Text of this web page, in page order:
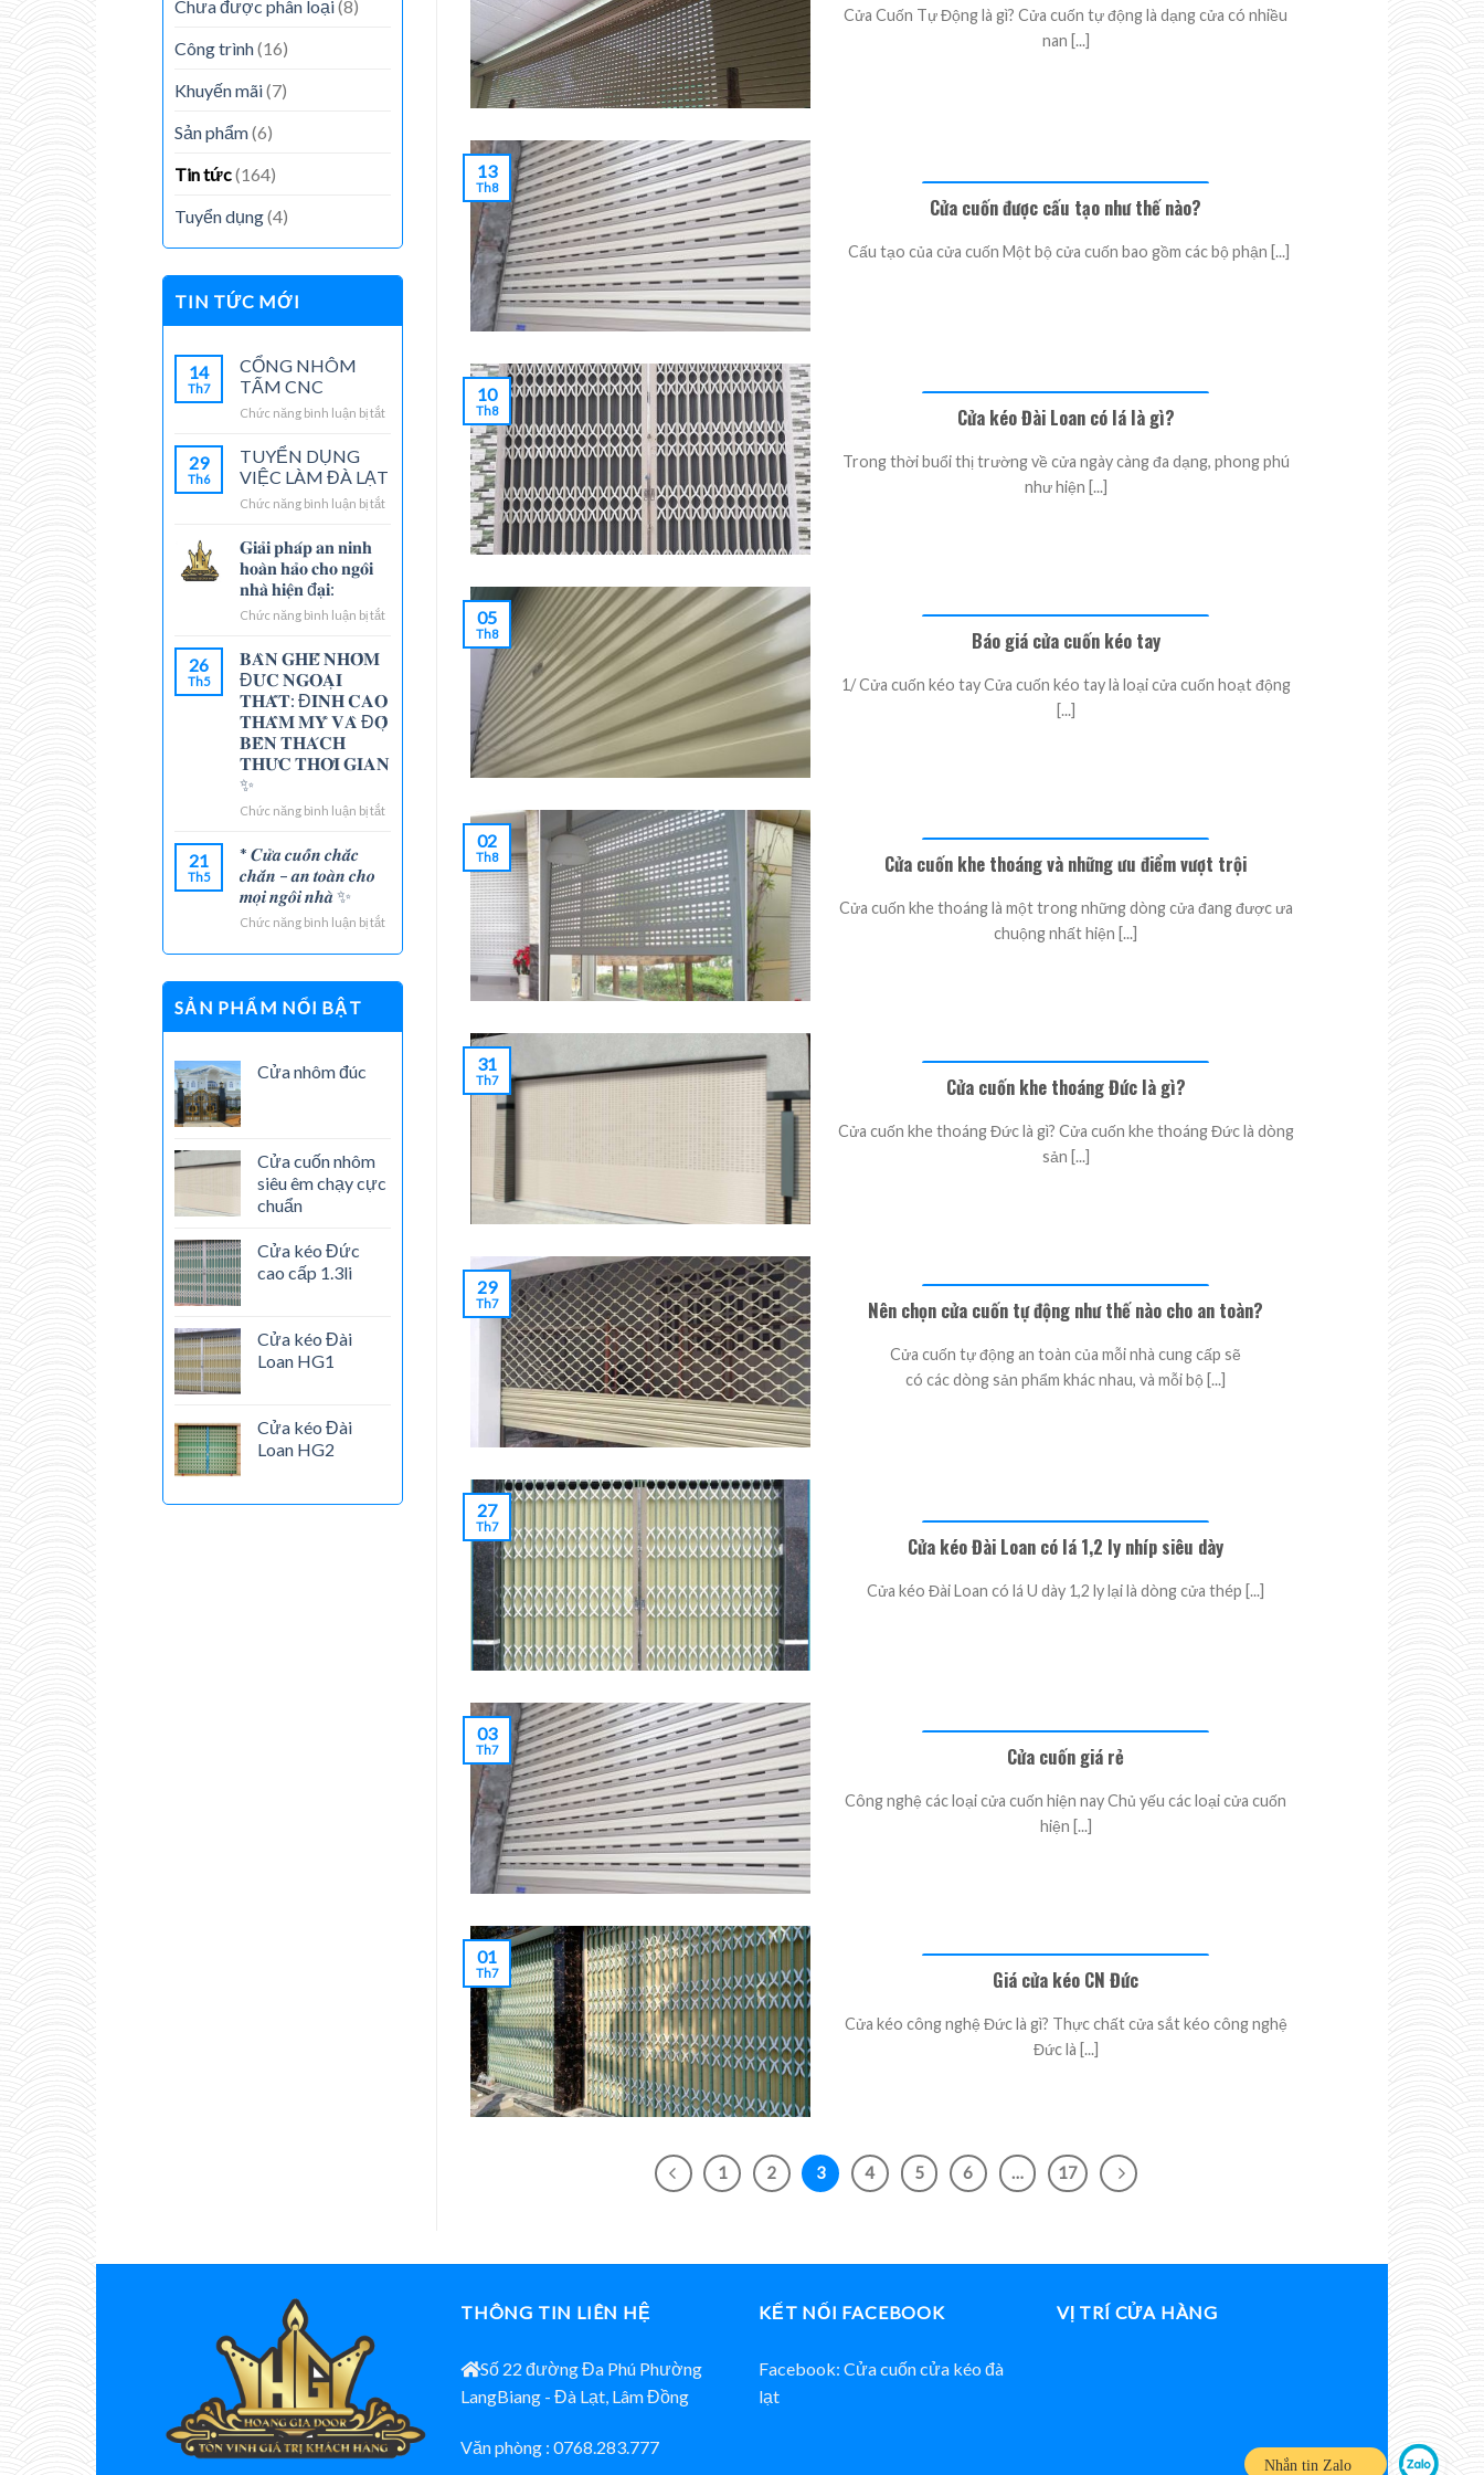
Chưa được phân loại(8)
Công trình(16)
Khuyến mãi(7)
Sản phẩm(6)
Tin tức(164)
Tuyển dụng(4)
TIN TỨC MỚI
14
Th7
CỔNG NHÔM
TẤM CNC
Chức năng bình luận bị tắt
TẤM
29
Th6
TUYỂN DỤNG
VIỆC LÀM ĐÀ LẠT
Chức năng bình luận bị tắt
𝐆𝐢𝐚̉𝐢 𝐩𝐡𝐚́𝐩 𝐚𝐧 𝐧𝐢𝐧𝐡
𝐡𝐨𝐚̀𝐧 𝐡𝐚̉𝐨 𝐜𝐡𝐨 𝐧𝐠𝐨̂𝐢
𝐧𝐡𝐚̀ 𝐡𝐢𝐞̣̂𝐧 đ𝐚̣𝐢:
Chức năng bình luận bị tắt
𝐡𝐨𝐚̀𝐧
𝐡𝐚̉𝐨
𝐧𝐠𝐨̂𝐢
26
Th5
𝐁𝐀̀𝐍 𝐆𝐇𝐄̂́ 𝐍𝐇𝐎̂𝐌
Đ𝐔́𝐂 𝐍𝐆𝐎𝐀̣𝐈
𝐓𝐇𝐀̂́𝐓: Đ𝐈̉𝐍𝐇 𝐂𝐀𝐎
𝐓𝐇𝐀̂̉𝐌 𝐌𝐘̃ 𝐕𝐀̀ Đ𝐎̣̂
𝐁𝐄̂̀𝐍 𝐓𝐇𝐀́𝐂𝐇
𝐓𝐇𝐔̛́𝐂 𝐓𝐇𝐎̛̀𝐈 𝐆𝐈𝐀𝐍
✨
Chức năng bình luận bị tắt
𝐓𝐇𝐀̂̉𝐌
Đ𝐎̣̂
21
Th5
* 𝑪𝒖̛̉𝒂 𝒄𝒖𝒐̂́𝒏 𝒄𝒉𝒂̆́𝒄
𝒄𝒉𝒂̆́𝒏 – 𝒂𝒏 𝒕𝒐𝒂̀𝒏 𝒄𝒉𝒐
𝒎𝒐̣𝒊 𝒏𝒈𝒐̂𝒊 𝒏𝒉𝒂̀ ✨
Chức năng bình luận bị tắt
𝒄𝒖𝒐̂́𝒏
–
SẢN PHẨM NỔI BẬT
Cửa nhôm đúc
Cửa cuốn nhôm
siêu êm chạy cực
chuẩn
Cửa kéo Đức
cao cấp 1.3li
Cửa kéo Đài
Loan HG1
Cửa kéo Đài
Loan HG2
Cửa Cuốn Tự Động là gì? Cửa cuốn tự động là dạng cửa có nhiều
nan [...]
Cửa cuốn được cấu tạo như thế nào?
Cấu tạo của cửa cuốn Một bộ cửa cuốn bao gồm các bộ phận [...]
13
Th8
Cửa kéo Đài Loan có lá là gì?
Trong thời buổi thị trường về cửa ngày càng đa dạng, phong phú
như hiện [...]
10
Th8
Báo giá cửa cuốn kéo tay
1/ Cửa cuốn kéo tay Cửa cuốn kéo tay là loại cửa cuốn hoạt động
[...]
05
Th8
Cửa cuốn khe thoáng và những ưu điểm vượt trội
Cửa cuốn khe thoáng là một trong những dòng cửa đang được ưa
chuộng nhất hiện [...]
02
Th8
Cửa cuốn khe thoáng Đức là gì?
Cửa cuốn khe thoáng Đức là gì? Cửa cuốn khe thoáng Đức là dòng
sản [...]
31
Th7
Nên chọn cửa cuốn tự động như thế nào cho an toàn?
Cửa cuốn tự động an toàn của mỗi nhà cung cấp sẽ
có các dòng sản phẩm khác nhau, và mỗi bộ [...]
29
Th7
Cửa kéo Đài Loan có lá 1,2 ly nhíp siêu dày
Cửa kéo Đài Loan có lá U dày 1,2 ly lại là dòng cửa thép [...]
27
Th7
Cửa cuốn giá rẻ
Công nghệ các loại cửa cuốn hiện nay Chủ yếu các loại cửa cuốn
hiện [...]
03
Th7
Giá cửa kéo CN Đức
Cửa kéo công nghệ Đức là gì? Thực chất cửa sắt kéo công nghệ
Đức là [...]
01
Th7
1 2 3 4 5 6 … 17
THÔNG TIN LIÊN HỆ
Số 22 đường Đa Phú Phường
LangBiang - Đà Lạt, Lâm Đồng
Văn phòng : 0768.283.777
KẾT NỐI FACEBOOK
Facebook: Cửa cuốn cửa kéo đà
lạt
VỊ TRÍ CỬA HÀNG